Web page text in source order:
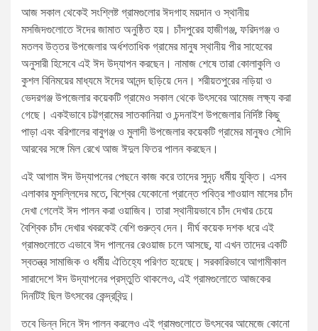
আজ সকাল থেকেই সংশ্লিষ্ট গ্রামগুলোর ঈদগাহ ময়দান ও স্থানীয়
মসজিদগুলোতে ঈদের জামাত অনুষ্ঠিত হয়। চাঁদপুরের হাজীগঞ্জ, ফরিদগঞ্জ ও
মতলব উত্তর উপজেলার অর্ধশতাধিক গ্রামের মানুষ স্থানীয় পীর সাহেবের
অনুসারী হিসেবে এই ঈদ উদ্‌যাপন করছেন। নামাজ শেষে তারা কোলাকুলি ও
কুশল বিনিময়ের মাধ্যমে ঈদের আনন্দ ছড়িয়ে দেন। শরীয়তপুরের নড়িয়া ও
ভেদরগঞ্জ উপজেলার কয়েকটি গ্রামেও সকাল থেকে উৎসবের আমেজ লক্ষ্য করা
গেছে। একইভাবে চট্টগ্রামের সাতকানিয়া ও চন্দনাইশ উপজেলার নির্দিষ্ট কিছু
পাড়া এবং বরিশালের বাবুগঞ্জ ও মুলাদী উপজেলার কয়েকটি গ্রামের মানুষও সৌদি
আরবের সঙ্গে মিল রেখে আজ ঈদুল ফিতর পালন করছেন।
এই আগাম ঈদ উদ্‌যাপনের পেছনে কাজ করে তাদের সুদৃঢ় ধর্মীয় যুক্তি। এসব
এলাকার মুসল্লিদের মতে, বিশ্বের যেকোনো প্রান্তে পবিত্র শাওয়াল মাসের চাঁদ
দেখা গেলেই ঈদ পালন করা ওয়াজিব। তারা স্থানীয়ভাবে চাঁদ দেখার চেয়ে
বৈশ্বিক চাঁদ দেখার খবরকেই বেশি গুরুত্ব দেন। দীর্ঘ কয়েক দশক ধরে এই
গ্রামগুলোতে এভাবে ঈদ পালনের রেওয়াজ চলে আসছে, যা এখন তাদের একটি
স্বতন্ত্র সামাজিক ও ধর্মীয় ঐতিহ্যে পরিণত হয়েছে। সরকারিভাবে আগামীকাল
সারাদেশে ঈদ উদ্‌যাপনের প্রস্তুতি থাকলেও, এই গ্রামগুলোতে আজকের
দিনটিই ছিল উৎসবের কেন্দ্রবিন্দু।
তবে ভিন্ন দিনে ঈদ পালন করলেও এই গ্রামগুলোতে উৎসবের আমেজে কোনো